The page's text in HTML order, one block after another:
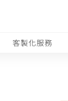
客製化服務